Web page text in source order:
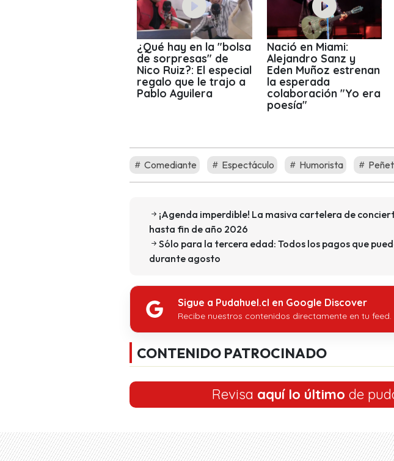
¿Qué hay en la "bolsa
de sorpresas" de
Nico Ruiz?: El especial
regalo que le trajo a
Pablo Aguilera
Nació en Miami:
Alejandro Sanz y
Eden Muñoz estrenan
la esperada
colaboración "Yo era
poesía"
Comediante Espectáculo Humorista
¡Agenda imperdible! La masiva cartelera de
hasta fin de año 2026
Sólo para la tercera edad: Todos los pagos que
durante agosto
Sigue a Pudahuel.cl en Google Discover
Recibe nuestros contenidos directamente en tu feed.
CONTENIDO PATROCINADO
Revisa aquí lo último de